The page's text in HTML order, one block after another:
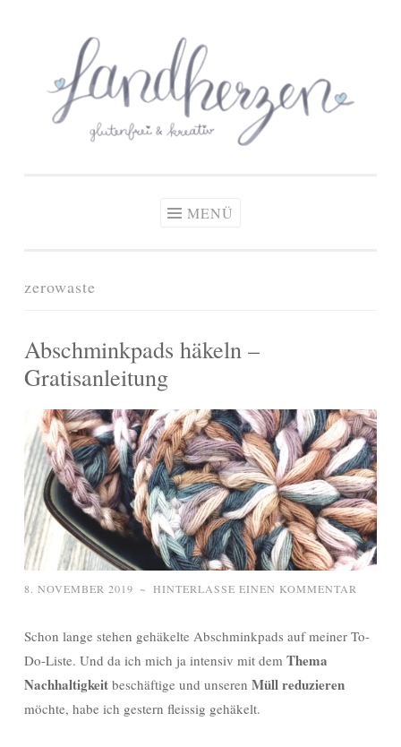
springen
Zöliakie, glutenfreie Ernährung
MENÜ
zerowaste
Abschminkpads häkeln –
Gratisanleitung
8. NOVEMBER 2019 ~ HINTERLASSE EINEN KOMMENTAR
Schon lange stehen gehäkelte Abschminkpads auf meiner To-
Do-Liste. Und da ich mich ja intensiv mit dem Thema
Nachhaltigkeit beschäftige und unseren Müll reduzieren
möchte, habe ich gestern fleissig gehäkelt.